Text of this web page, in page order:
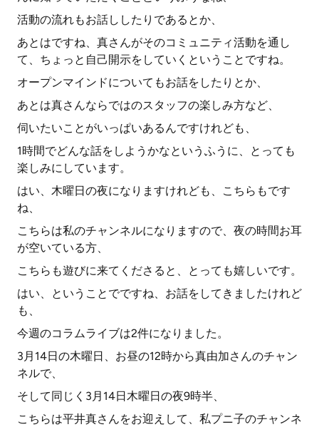
活動の流れもお話ししたりであるとか、
あとはですね、真さんがそのコミュニティ活動を通し
て、ちょっと自己開示をしていくということですね。
オープンマインドについてもお話をしたりとか、
あとは真さんならではのスタッフの楽しみ方など、
伺いたいことがいっぱいあるんですけれども、
1時間でどんな話をしようかなというふうに、とっても
楽しみにしています。
はい、木曜日の夜になりますけれども、こちらもです
ね、
こちらは私のチャンネルになりますので、夜の時間お耳
が空いている方、
こちらも遊びに来てくださると、とっても嬉しいです。
はい、ということでですね、お話をしてきましたけれど
も、
今週のコラムライブは2件になりました。
3月14日の木曜日、お昼の12時から真由加さんのチャン
ネルで、
そして同じく3月14日木曜日の夜9時半、
こちらは平井真さんをお迎えして、私プニ子のチャンネ